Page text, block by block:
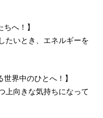
へ！】
たいとき、エネルギーを
界中のひとへ！】
上向きな気持ちになって